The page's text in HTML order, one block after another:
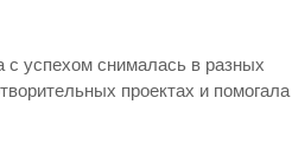
успехом снималась в разных
проектах и помогала